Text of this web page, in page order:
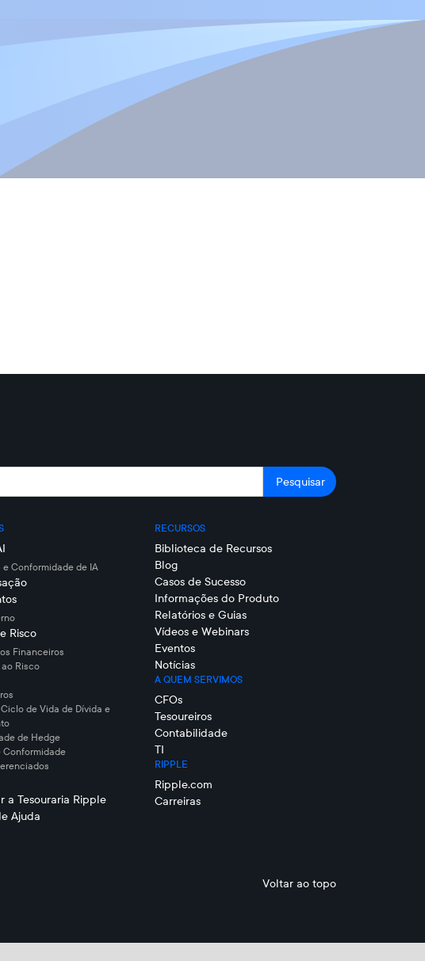
e Conformidade de IA
Risco
Financeiros
Risco
de Vida de Dívida e
de Hedge
Conformidade
a Tesouraria Ripple
Ajuda
RECURSOS
Biblioteca de Recursos
Blog
Casos de Sucesso
Informações do Produto
Relatórios e Guias
Vídeos e Webinars
Eventos
Notícias
A QUEM SERVIMOS
CFOs
Tesoureiros
Contabilidade
TI
RIPPLE
Ripple.com
Carreiras
Voltar ao topo